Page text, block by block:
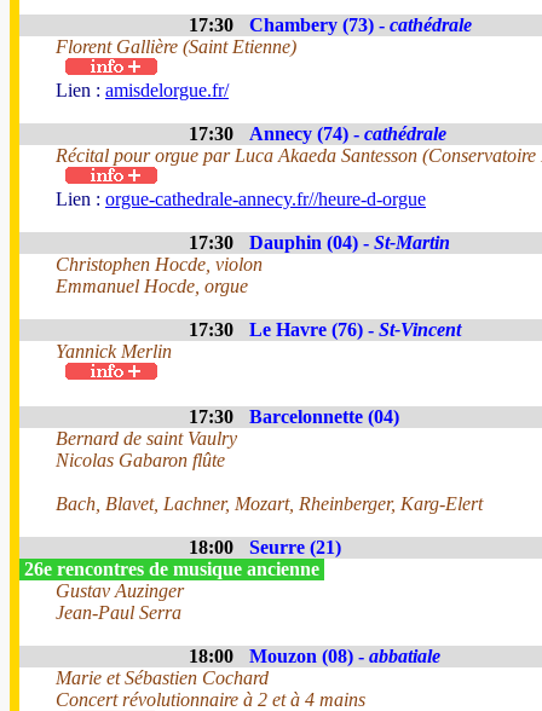
17:30 Chambery (73) - cathédrale
Florent Gallière (Saint Etienne)
Lien : amisdelorgue.fr/
17:30 Annecy (74) - cathédrale
Récital pour orgue par Luca Akaeda Santesson
Lien : orgue-cathedrale-annecy.fr//heure-d-orgue
17:30 Dauphin (04) - St-Martin
Christophen Hocde, violon
Emmanuel Hocde, orgue
17:30 Le Havre (76) - St-Vincent
Yannick Merlin
17:30
Barcelonnette (04)
Bernard de saint Vaulry
Nicolas Gabaron flûte
Bach, Blavet, Lachner, Mozart, Rheinberger, Karg-Elert
18:00
Seurre (21)
26e rencontres de musique ancienne
Gustav Auzinger
Jean-Paul Serra
18:00 Mouzon (08) - abbatiale
Marie et Sébastien Cochard
Concert révolutionnaire à 2 et à 4 mains